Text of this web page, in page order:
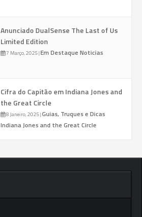
Anunciado DualSense The Last of Us
Limited Edition
7 Março, 2025|Em Destaque Noticias
Cifra do Capitão em Indiana Jones and
the Great Circle
8 Janeiro, 2025|Guias, Truques e Dicas
Indiana Jones and the Great Circle